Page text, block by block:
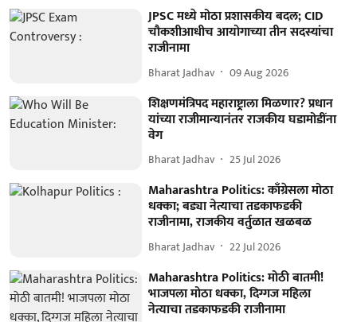
JPSC मध्ये मोठा प्रशासकीय बदल; CID
चौकशीआधीच आयोगाच्या तीन सदस्यांचा
राजीनामा
Bharat Jadhav 09 Aug 2026
शिक्षणमंत्रिपद महाराष्ट्र्राला मिळणार? प्रधान
यांच्या राजीमान्यानंतर राजकीय घडामोडींना
वेग
Bharat Jadhav 25 Jul 2026
Maharashtra Politics: काँग्रेसला मोठा
धक्का; बड्या नेत्याचा तडकाफडकी
राजीनामा, राजकीय वर्तुळात खळबळ
Bharat Jadhav 22 Jul 2026
Maharashtra Politics: मोठी बातमी!
भाजपला मोठा धक्का, दिग्गज महिला
नेत्याचा तडकाफडकी राजीनामा